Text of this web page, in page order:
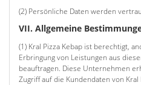
(2) Persönliche Daten werden
VII. Allgemeine
(1) Kral Pizza Kebap ist berechtigt,
Erbringung von Leistungen aus
beauftragen. Diese Unternehmen
Zugriff auf die Kundendaten von Kral